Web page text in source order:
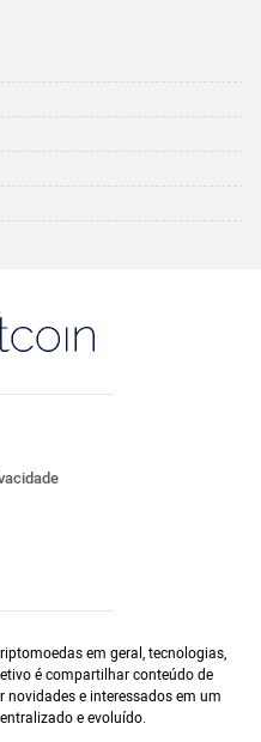
em geral, tecnologias,
é compartilhar conteúdo de
e interessados em um
e evoluído.